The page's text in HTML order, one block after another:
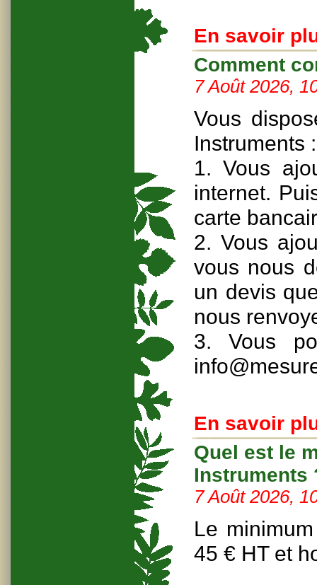
En savoir
Comment
7 Août 2026,
Vous
Instruments :
1. Vous
internet.
carte
2. Vous
vous nous
un devis
nous
3. Vous
En savoir
Quel est le
Instruments
7 Août 2026,
Le
45 € HT et